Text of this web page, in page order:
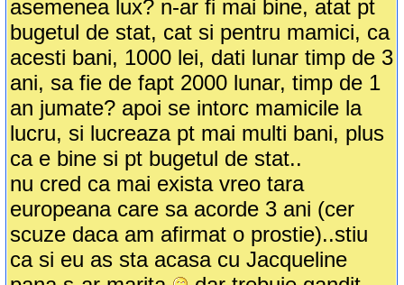
asemenea lux? n-ar fi mai bine, atat pt
bugetul de stat, cat si pentru mamici, ca
acesti bani, 1000 lei, dati lunar timp de 3
ani, sa fie de fapt 2000 lunar, timp de 1
an jumate? apoi se intorc mamicile la
lucru, si lucreaza pt mai multi bani, plus
ca e bine si pt bugetul de stat..
nu cred ca mai exista vreo tara
europeana care sa acorde 3 ani (cer
scuze daca am afirmat o prostie)..stiu
ca si eu as sta acasa cu Jacqueline